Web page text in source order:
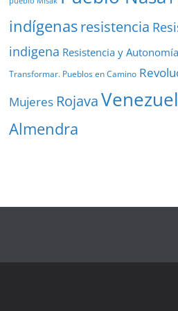
indígenasresistencia
indigena Resistencia y Autonomía
Transformar. Pueblos en Camino
Mujeres Rojava
Almendra